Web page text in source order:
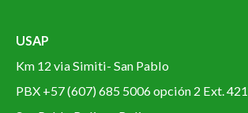
USAP
Km 12 via Simiti- San Pablo
PBX +57 (607) 685 5006 opción 2 Ext. 421